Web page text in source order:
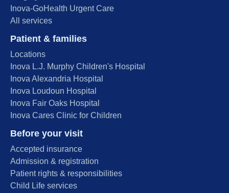
Inova-GoHealth Urgent Care
All services
Patient & families
Locations
Inova L.J. Murphy Children's Hospital
Inova Alexandria Hospital
Inova Loudoun Hospital
Inova Fair Oaks Hospital
Inova Cares Clinic for Children
Before your visit
Accepted insurance
Admission & registration
Patient rights & responsibilities
Child Life services